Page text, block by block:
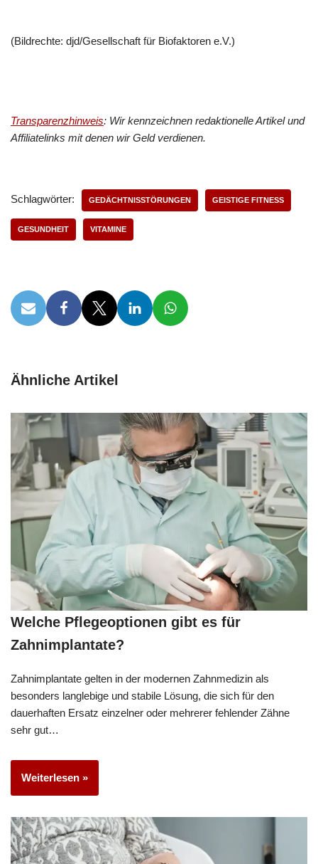
(Bildrechte: djd/Gesellschaft für Biofaktoren e.V.)
Transparenzhinweis: Wir kennzeichnen redaktionelle Artikel und
Affiliatelinks mit denen wir Geld verdienen.
Schlagwörter: GEDÄCHTNISSTÖRUNGEN GEISTIGE FITNESS
GESUNDHEIT VITAMINE
Ähnliche Artikel
Welche Pflegeoptionen gibt es für
Zahnimplantate?
Zahnimplantate gelten in der modernen Zahnmedizin als
besonders langlebige und stabile Lösung, die sich für den
dauerhaften Ersatz einzelner oder mehrerer fehlender Zähne
sehr gut…
Weiterlesen »